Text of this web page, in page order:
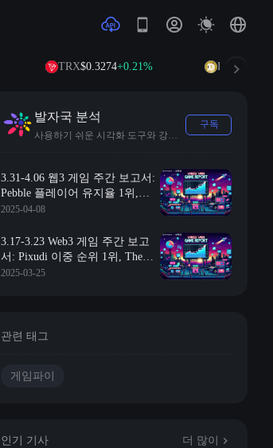
TRX$0.3274+0.21% DOGE $0.0695
발자국 분석
사용하기 쉬운 시각화 도구와 강력한 멀티 체인 API를 통해 분석가, 개발자 및 투자자가 블록체인 데이터를 통찰력으로 전환할 수 있도록 돕습니다.
구독
3.31-4.06 웹3 게임 주간 보고서:
Pebble 플레이어 유지율 1위,
Treasure DAO 재편성 위기 직면
2025-04-08
3.17-3.23 Web3 게임 주간 보고
서: Pixudi 이중 순위 1위, The
Forgotten Runiverse 세 대륙에 진
2025-03-25
관련 태그
게임파이
인기 기사 더 많이